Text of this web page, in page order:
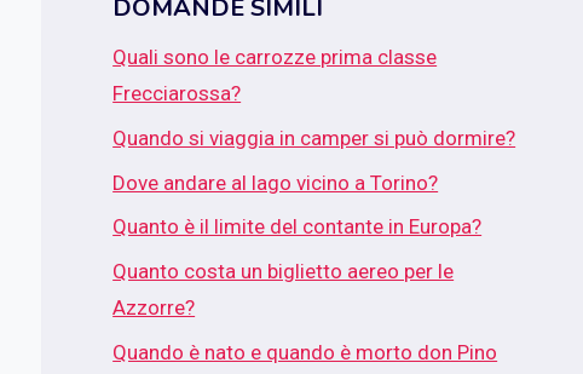
DOMANDE SIMILI
Quali sono le carrozze prima classe
Frecciarossa?
Quando si viaggia in camper si può dormire?
Dove andare al lago vicino a Torino?
Quanto è il limite del contante in Europa?
Quanto costa un biglietto aereo per le
Azzorre?
Quando è nato e quando è morto don Pino